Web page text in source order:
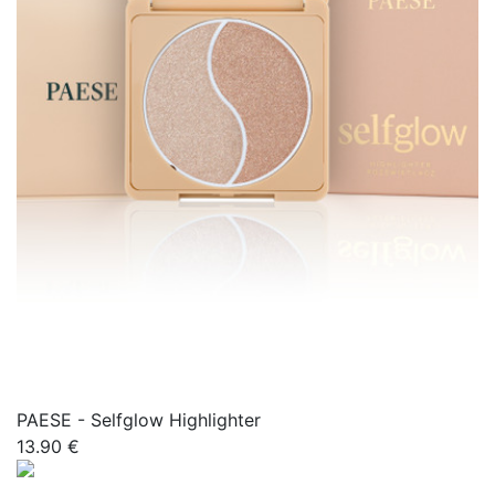
PAESE - Selfglow Highlighter
13.90 €